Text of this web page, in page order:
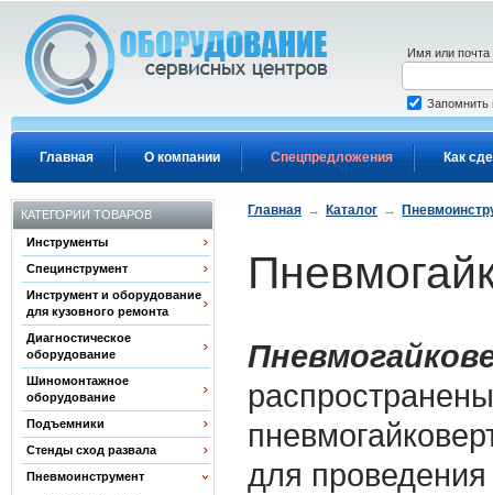
Главная О компании Спецпредложения Как
Имя или почта
Запомнить
КАТЕГОРИИ ТОВАРОВ
Инструменты
Специнструмент
Инструмент и оборудование
для кузовного ремонта
Диагностическое
оборудование
Шиномонтажное
оборудование
Подъемники
Стенды сход развала
Пневмоинструмент
Главная → Каталог →
для